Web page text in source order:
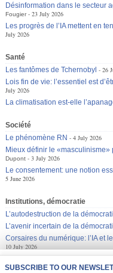
SUBSCRIBE TO OUR
JOIN US
Désinformation dans le secteur
Fougier
23 July 2026
Les progrès de l’IA mettent en
July 2026
Santé
Les fantômes de Tchernobyl
26
Lois fin de vie: l’essentiel est
July 2026
La climatisation est-elle
Société
Le phénomène RN
4 July 2026
Mieux définir le
Dupont
3 July 2026
Le consentement: une notion
5 June 2026
Institutions, démocratie
L’autodestruction de la
L’avenir incertain de la
Corsaires du numérique: l’IA et
10 July 2026